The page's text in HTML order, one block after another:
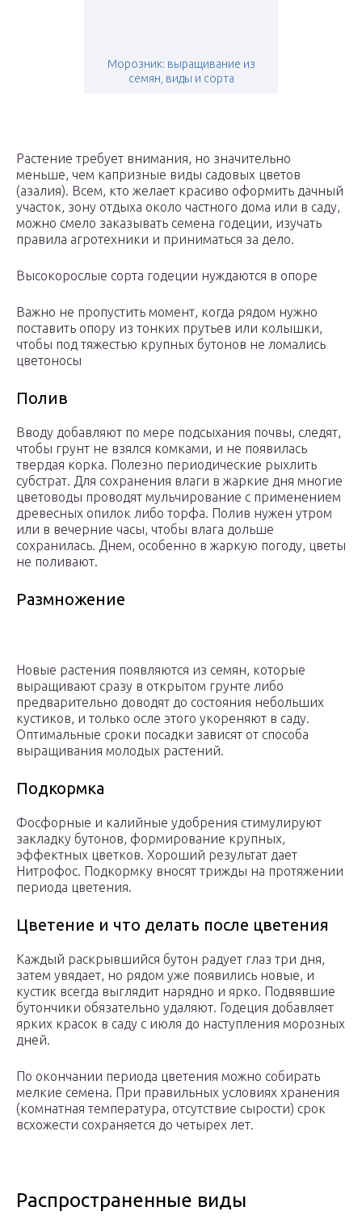
Морозник: выращивание из
семян, виды и сорта
Растение требует внимания, но значительно
меньше, чем капризные виды садовых цветов
(азалия). Всем, кто желает красиво оформить дачный
участок, зону отдыха около частного дома или в саду,
можно смело заказывать семена годеции, изучать
правила агротехники и приниматься за дело.
Высокорослые сорта годеции нуждаются в опоре
Важно не пропустить момент, когда рядом нужно
поставить опору из тонких прутьев или колышки,
чтобы под тяжестью крупных бутонов не ломались
цветоносы
Полив
Вводу добавляют по мере подсыхания почвы, следят,
чтобы грунт не взялся комками, и не появилась
твердая корка. Полезно периодические рыхлить
субстрат. Для сохранения влаги в жаркие дня многие
цветоводы проводят мульчирование с применением
древесных опилок либо торфа. Полив нужен утром
или в вечерние часы, чтобы влага дольше
сохранилась. Днем, особенно в жаркую погоду, цветы
не поливают.
Размножение
Новые растения появляются из семян, которые
выращивают сразу в открытом грунте либо
предварительно доводят до состояния небольших
кустиков, и только осле этого укореняют в саду.
Оптимальные сроки посадки зависят от способа
выращивания молодых растений.
Подкормка
Фосфорные и калийные удобрения стимулируют
закладку бутонов, формирование крупных,
эффектных цветков. Хороший результат дает
Нитрофос. Подкормку вносят трижды на протяжении
периода цветения.
Цветение и что делать после цветения
Каждый раскрывшийся бутон радует глаз три дня,
затем увядает, но рядом уже появились новые, и
кустик всегда выглядит нарядно и ярко. Подвявшие
бутончики обязательно удаляют. Годеция добавляет
ярких красок в саду с июля до наступления морозных
дней.
По окончании периода цветения можно собирать
мелкие семена. При правильных условиях хранения
(комнатная температура, отсутствие сырости) срок
всхожести сохраняется до четырех лет.
Распространенные виды